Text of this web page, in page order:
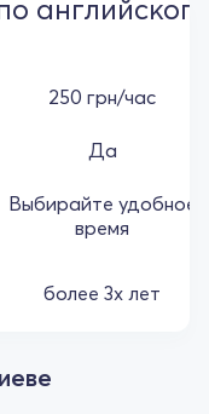
английского
250 грн/час
Да
Выбирайте удобное
время
более 3х лет